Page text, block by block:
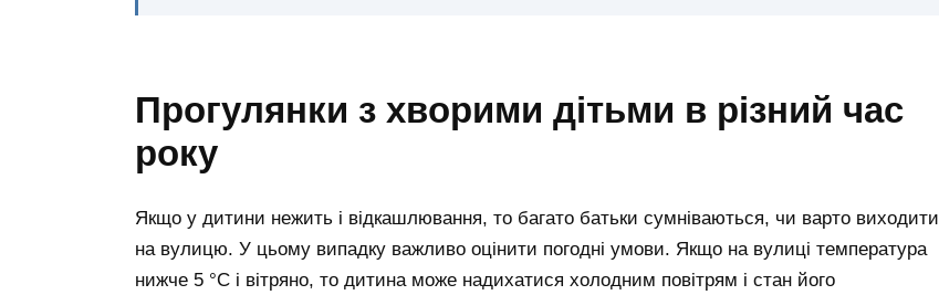
Прогулянки з хворими дітьми в різний час
року
Якщо у дитини нежить і відкашлювання, то багато батьки сумніваються, чи варто виходити
на вулицю. У цьому випадку важливо оцінити погодні умови. Якщо на вулиці температура
нижче 5 °C і вітряно, то дитина може надихатися холодним повітрям і стан його